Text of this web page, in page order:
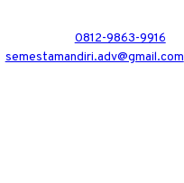
0812-9863-9916
semestamandiri.adv@gmail.com